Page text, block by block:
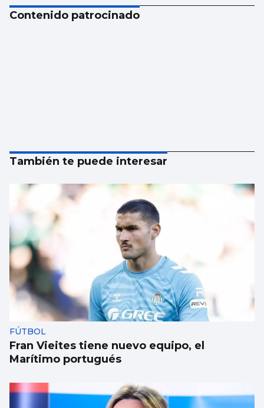
Contenido patrocinado
También te puede interesar
FÚTBOL
Fran Vieites tiene nuevo equipo, el
Marítimo portugués